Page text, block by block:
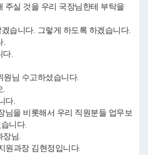
주실 것을 우리 국장님한테 부탁을
습니다. 그렇게 하도록 하겠습니다.
.
다.
님 수고하셨습니다.
.
다.
님을 비롯해서 우리 직원분들 업무보
니다.
장님.
원과장 김현정입니다.